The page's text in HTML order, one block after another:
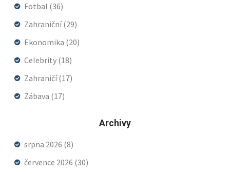
Fotbal (36)
Zahraniční(29)
Ekonomika (20)
Celebrity (18)
Zahraničí(17)
Zábava (17)
Archivy
srpna 2026 (8)
července 2026 (30)